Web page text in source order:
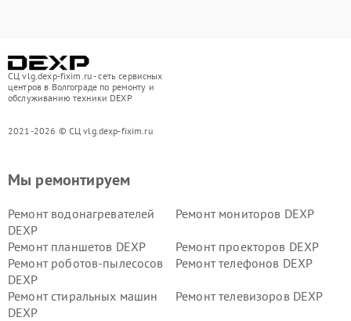
СЦ vlg.dexp-fixim.ru - сеть сервисных
центров в Волгограде по ремонту и
обслуживанию техники DEXP
2021-2026 © СЦ vlg.dexp-fixim.ru
Мы ремонтируем
Ремонт водонагревателей
DEXP
Ремонт мониторов DEXP
Ремонт планшетов DEXP
Ремонт проекторов DEXP
Ремонт роботов-пылесосов
DEXP
Ремонт телефонов DEXP
Ремонт стиральных машин
DEXP
Ремонт телевизоров DEXP